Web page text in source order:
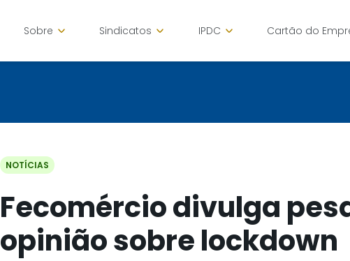
Sobre Sindicatos IPDC Cartão do
NOTÍCIAS
Fecomércio divulga
opinião sobre lockdown